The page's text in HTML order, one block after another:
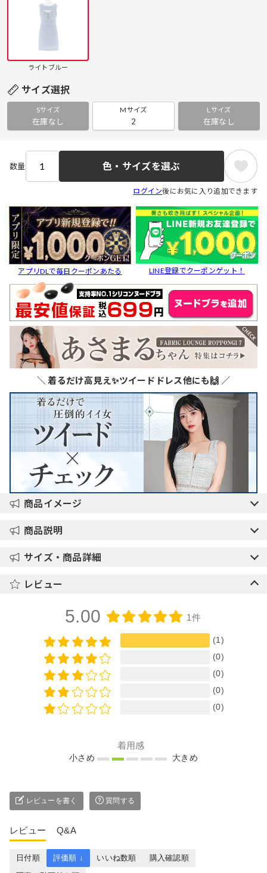
ライトブルー
サイズ選択
Sサイズ
在庫なし
Mサイズ
2
Lサイズ
在庫なし
数量 色・サイズを選ぶ
ログイン後にお気に入り追加できます
アプリDLで毎日クーポンあたる LINE登録でクーポンゲット！
＼ 着るだけ高見え✨ツイードドレス他にも🙌 ／
商品イメージ
商品説明
サイズ・商品詳細
レビュー
5.00 1件
(1)
(0)
(0)
(0)
(0)
着用感
小さめ 大きめ
レビューを書く 質問する
レビュー Q&A
日付順 評価順 ↓ いいね数順
購入確認順